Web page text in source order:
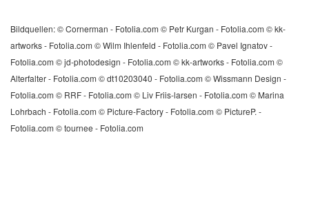
Bildquellen: © Cornerman - Fotolia.com © Petr Kurgan - Fotolia.com © kk-
artworks - Fotolia.com © Wilm Ihlenfeld - Fotolia.com © Pavel Ignatov -
Fotolia.com © jd-photodesign - Fotolia.com © kk-artworks - Fotolia.com ©
Alterfalter - Fotolia.com © dt10203040 - Fotolia.com © Wissmann Design -
Fotolia.com © RRF - Fotolia.com © Liv Friis-larsen - Fotolia.com © Marina
Lohrbach - Fotolia.com © Picture-Factory - Fotolia.com © PictureP. -
Fotolia.com © tournee - Fotolia.com